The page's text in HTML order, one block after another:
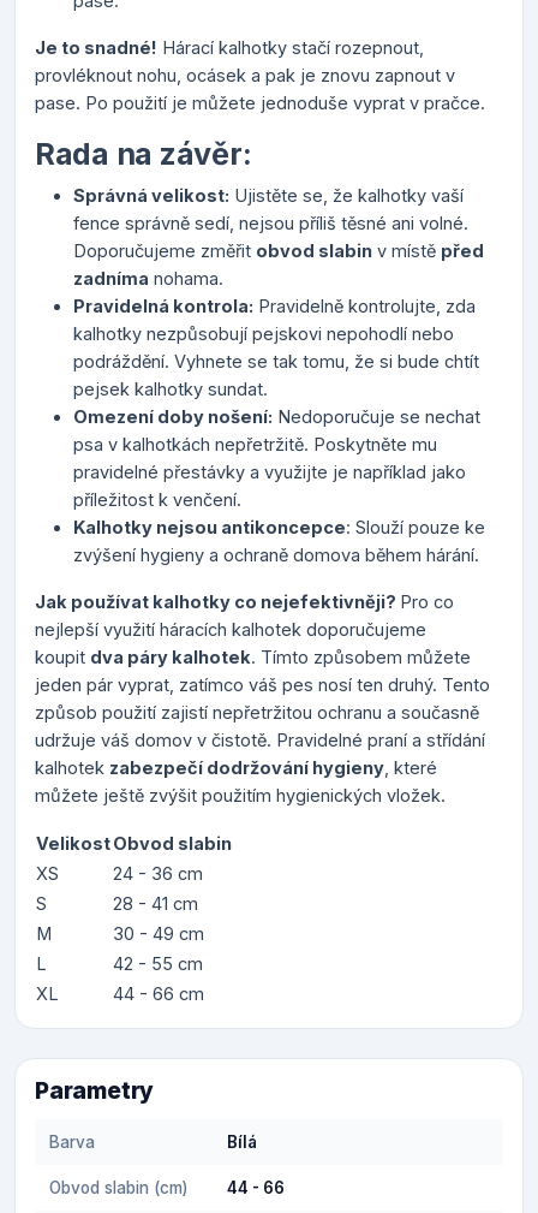
Je to snadné! Hárací kalhotky stačí rozepnout,
provléknout nohu, ocásek a pak je znovu zapnout v
pase. Po použití je můžete jednoduše vyprat v pračce.
Rada na závěr:
Správná velikost: Ujistěte se, že kalhotky vaší
fence správně sedí, nejsou příliš těsné ani volné.
Doporučujeme změřit obvod slabin v místě před
zadníma nohama.
Pravidelná kontrola: Pravidelně kontrolujte, zda
kalhotky nezpůsobují pejskovi nepohodlí nebo
podráždění. Vyhnete se tak tomu, že si bude chtít
pejsek kalhotky sundat.
Omezení doby nošení: Nedoporučuje se nechat
psa v kalhotkách nepřetržitě. Poskytněte mu
pravidelné přestávky a využijte je například jako
příležitost k venčení.
Kalhotky nejsou antikoncepce: Slouží pouze ke
zvýšení hygieny a ochraně domova během hárání.
Jak používat kalhotky co nejefektivněji? Pro co
nejlepší využití háracích kalhotek doporučujeme
koupit dva páry kalhotek. Tímto způsobem můžete
jeden pár vyprat, zatímco váš pes nosí ten druhý. Tento
způsob použití zajistí nepřetržitou ochranu a současně
udržuje váš domov v čistotě. Pravidelné praní a střídání
kalhotek zabezpečí dodržování hygieny , které
můžete ještě zvýšit použitím hygienických vložek.
VelikostObvod slabin
XS
24 - 36 cm
S
28 - 41 cm
M
30 - 49 cm
L
42 - 55 cm
XL
44 - 66 cm
Parametry
Barva Bílá
Obvod slabin (cm) 44 - 66